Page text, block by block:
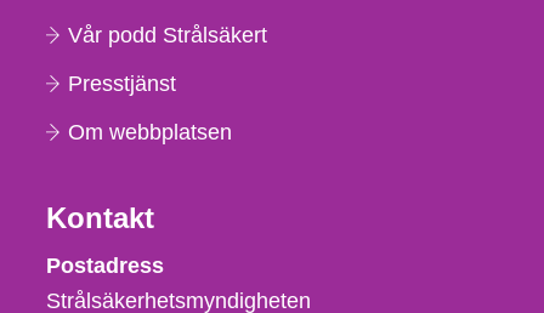
Vår podd Strålsäkert
Presstjänst
Om webbplatsen
Kontakt
Strålsäkerhetsmyndigheten
Postadress
Strålsäkerhetsmyndigheten